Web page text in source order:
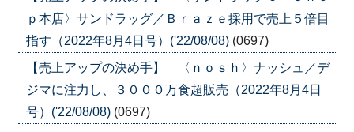
ｐ本店〉サンドラッグ／Ｂｒａｚｅ採用で売上５倍目
指す（2022年8月4日号）('22/08/08) (0697)
【売上アップの決め手】 〈ｎｏｓｈ〉ナッシュ／デ
ジマに注力し、３０００万食超販売（2022年8月4日
号）('22/08/08) (0697)